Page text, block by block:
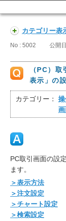
カテゴリー表
No : 5002 公開
（PC）
表示」の
カテゴリー：
PC取引画面の設
ます。
＞表示方法
＞注文設定
＞チャート設定
＞検索設定